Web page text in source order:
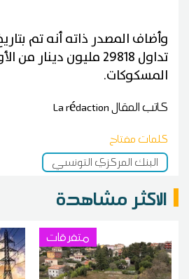
تداول 29818 مليون دينار
المسكوكات.
كاتب المقالLa rédaction
كلمات مفتاح
البنك المركزي التونسي
الاكثر مشاهدة
متفرقات